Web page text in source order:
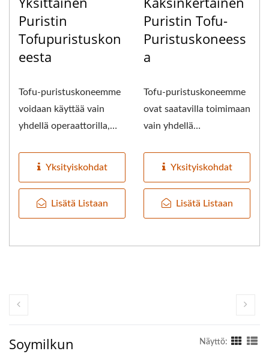
Puristin
Tofupuristuskon
Eesta
Tofu-puristuskoneemme
voidaan käyttää vain
yhdellä operaattorilla,
Yksityiskohdat
Lisätä Listaan
Puristin Tofu-
Puristuskoneess
A
Tofu-puristuskoneemme
ovat saatavilla toimimaan
vain yhdellä
Yksityiskohdat
Lisätä Listaan
Soymilkun Näyttö: